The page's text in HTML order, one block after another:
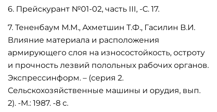
6. Прейскурант №01-02, часть III, -С. 17.
7. Тененбаум М.М., Ахметшин Т.Ф., Гасилин В.И.
Влияние материала и расположения
армирующего слоя на износостойкость, остроту
и прочность лезвий полольных рабочих органов.
Экспрессинформ. – (серия 2.
Сельскохозяйственные машины и орудия, вып.
2). -М.: 1987. -8 с.